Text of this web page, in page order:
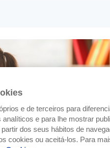
e de terceiros para
e para lhe mostrar
dos seus hábitos de
cookies ou aceitá-los. Para